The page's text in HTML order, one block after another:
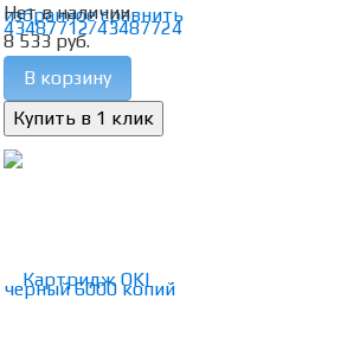
избранное сравнить
Нет в наличии
8 533 руб.
В корзину